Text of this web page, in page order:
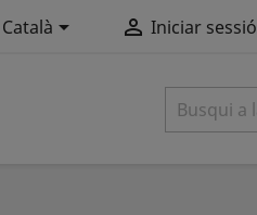
Català  Iniciar sessió